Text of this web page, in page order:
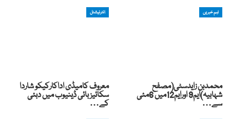
اہم خبریں
محمدبن زایدسٹی(مصفح
شہابیہ)ایم9 اورایم12میں 6مئی
سے…
انٹرنیشنل
معروف کامیڈی اداکارکیکو شاردا
سکائیز بائی ڈینیوب میں دبئی
کے…